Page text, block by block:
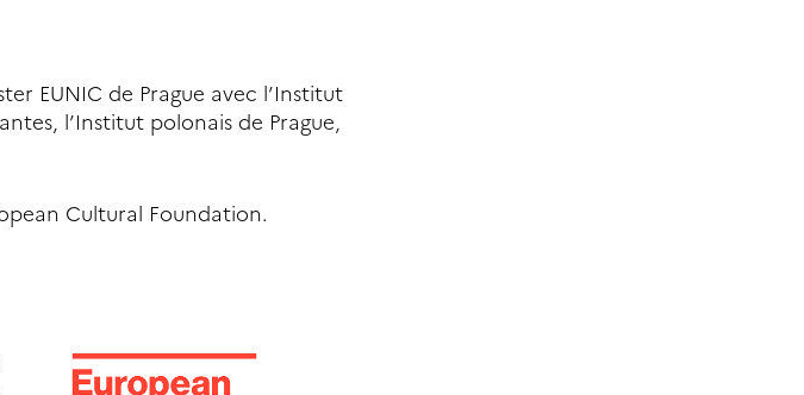
EUNIC de Prague avec l’Institut
l’Institut polonais de Prague,
Cultural Foundation.